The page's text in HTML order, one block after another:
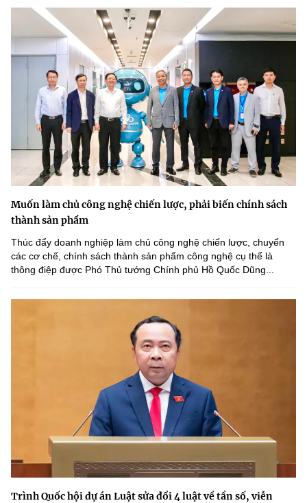
Muốn làm chủ công nghệ chiến lược, phải biến chính sách
thành sản phẩm
Thúc đẩy doanh nghiệp làm chủ công nghệ chiến lược, chuyển
các cơ chế, chính sách thành sản phẩm công nghệ cụ thể là
thông điệp được Phó Thủ tướng Chính phủ Hồ Quốc Dũng...
Trình Quốc hội dự án Luật sửa đổi 4 luật về tần số, viễn